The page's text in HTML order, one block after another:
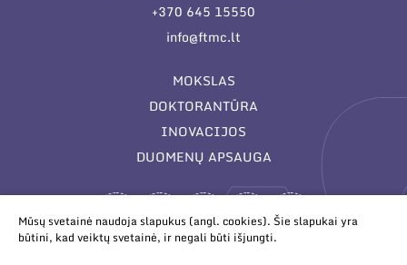
+370 645 15550
info@ftmc.lt
MOKSLAS
DOKTORANTŪRA
INOVACIJOS
DUOMENŲ APSAUGA
Mūsų svetainė naudoja slapukus (angl. cookies). Šie slapukai yra
būtini, kad veiktų svetainė, ir negali būti išjungti.